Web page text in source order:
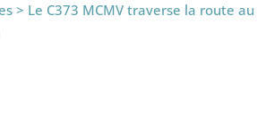
> Le C373 MCMV traverse la route au